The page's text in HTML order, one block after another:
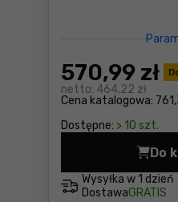
Cena katalogowa:
570,99 zł
netto: 464,22 zł
Dostępne: > 10 szt.
Wysyłka w 1 dzień
DostawaGRATIS
Do